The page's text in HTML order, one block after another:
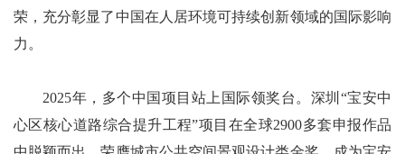
荣，充分彰显了中国在人居环境可持续创新领域的国际影响
力。
2025年，多个中国项目站上国际领奖台。深圳“宝安中
心区核心道路综合提升工程”项目在全球2900多套申报作品